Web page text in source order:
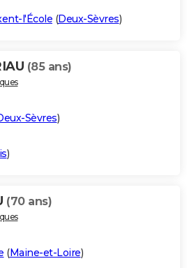
l'École (Deux-Sèvres)
(85 ans)
Sèvres)
)
(70 ans)
(Maine-et-Loire)